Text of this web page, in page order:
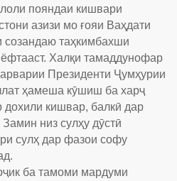
пояндаи кишвари
азизи мо ғояи Ваҳдати
созандаю таҳкимбахши
Халқи тамаддунофар
Президенти Ҷумҳурии
ҳамеша кӯшиш ба харҷ
дохили кишвар, балкӣ дар
низ сулҳу дӯстӣ
сулҳ дар фазои софу
ба тамоми мардуми